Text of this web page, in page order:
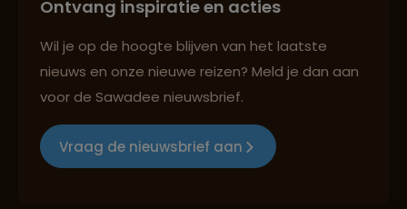
Groepsreizen mét indivuele vrijheid
Ontvang inspiratie en acties
Wil je op de hoogte blijven van het laatste
nieuws en onze nieuwe reizen? Meld je dan aan
voor de Sawadee nieuwsbrief.
Vraag de nieuwsbrief aan